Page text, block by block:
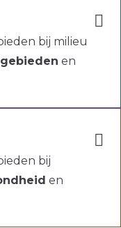
bij milieu
en
bij
en